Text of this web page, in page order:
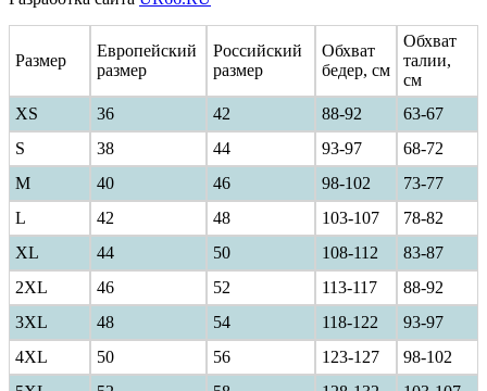
Размер
Европейский
размер
Российский
размер
Обхват
бедер, см
Обхват
талии,
см
XS
36 42 88-92
63-67
S
38 44 93-97
68-72
M
40 46 98-102
73-77
L
42 48 103-107
78-82
XL
44 50 108-112
83-87
2XL
46 52 113-117
88-92
3XL
48 54 118-122
93-97
4XL
50 56 123-127
98-102